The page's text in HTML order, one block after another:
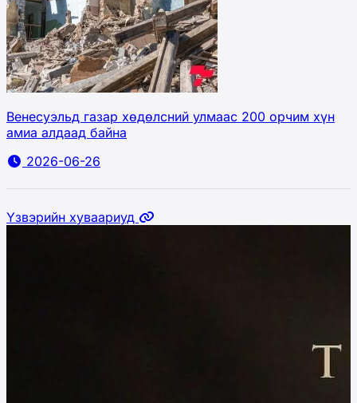
Венесуэльд газар хөдөлсний улмаас 200 орчим хүн
амиа алдаад байна
2026-06-26
Үзвэрийн хуваариуд